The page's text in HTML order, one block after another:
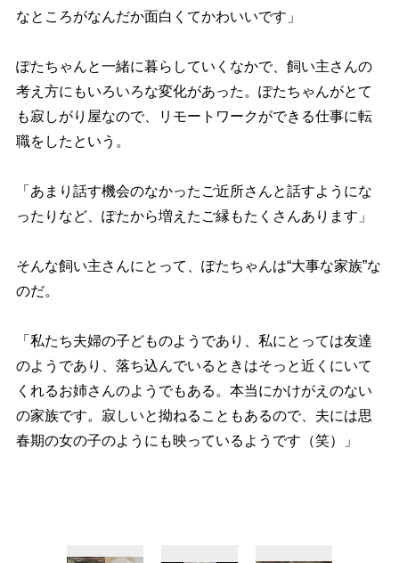
なところがなんだか面白くてかわいいです」
ぽたちゃんと一緒に暮らしていくなかで、飼い主さんの
考え方にもいろいろな変化があった。ぽたちゃんがとて
も寂しがり屋なので、リモートワークができる仕事に転
職をしたという。
「あまり話す機会のなかったご近所さんと話すようにな
ったりなど、ぽたから増えたご縁もたくさんあります」
そんな飼い主さんにとって、ぽたちゃんは“大事な家族”な
のだ。
「私たち夫婦の子どものようであり、私にとっては友達
のようであり、落ち込んでいるときはそっと近くにいて
くれるお姉さんのようでもある。本当にかけがえのない
の家族です。寂しいと拗ねることもあるので、夫には思
春期の女の子のようにも映っているようです（笑）」